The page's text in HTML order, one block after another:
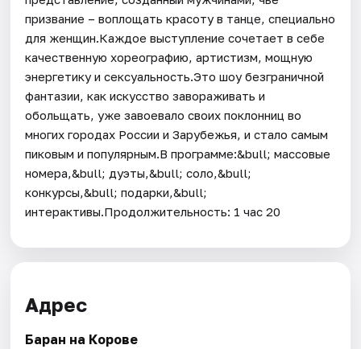
призвание – воплощать красоту в танце, специально
для женщин.Каждое выступление сочетает в себе
качественную хореографию, артистизм, мощную
энергетику и сексуальность.Это шоу безграничной
фантазии, как искусство завораживать и
обольщать, уже завоевало своих поклонниц во
многих городах России и Зарубежья, и стало самым
пиковым и популярным.В программе:&bull; массовые
номера,&bull; дуэты,&bull; соло,&bull;
конкурсы,&bull; подарки,&bull;
интерактивы.Продолжительность: 1 час 20
Адрес
Баран на Корове